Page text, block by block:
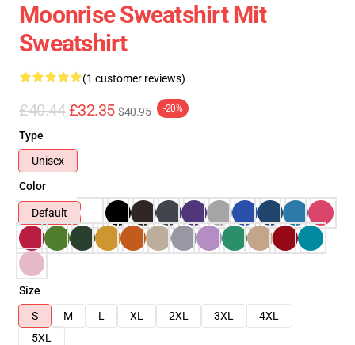
Moonrise Sweatshirt Mit
Sweatshirt
(1 customer reviews)
£40.44 £32.35 $40.95 -20%
Type
Unisex
Color
Default
Size
S
M L XL 2XL 3XL
4XL
5XL